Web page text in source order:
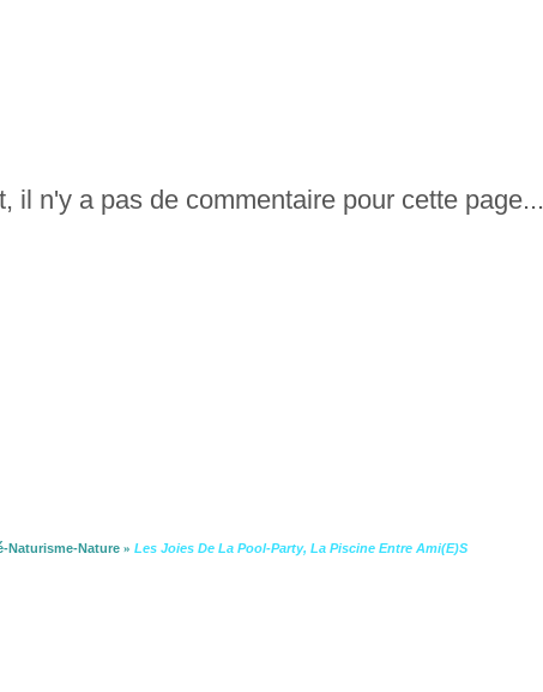
il n'y a pas de commentaire pour cette page...
Naturisme-Nature » Les Joies De La Pool-Party, La Piscine Entre Ami(e)s